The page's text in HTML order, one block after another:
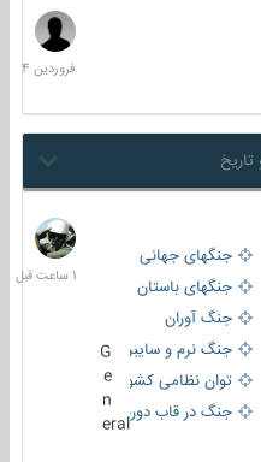
29
فروردین
1404
جنگهای جهانی
جنگهای باستان
جنگ آوران
جنگ نرم و سایبری
توان نظامی کشورها
جنگ در قاب دوربین
eral
1
ساعت
قبل